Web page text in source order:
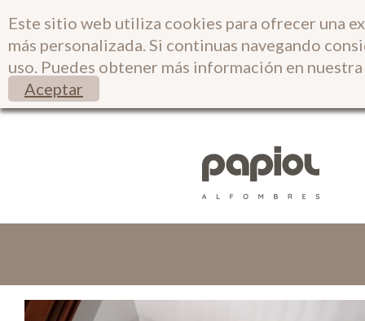
Este sitio web utiliza cookies para ofrecer una
más personalizada. Si continuas navegando
uso. Puedes obtener más información en nuestra
Aceptar